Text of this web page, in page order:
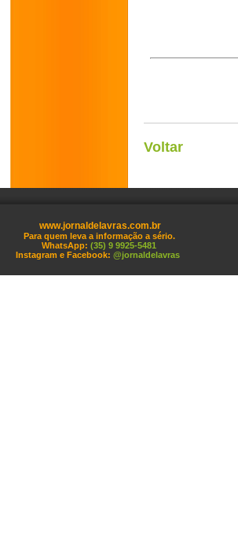
Voltar
www.jornaldelavras.com.br
Para quem leva a informação a sério.
WhatsApp: (35) 9 9925-5481
Instagram e Facebook: @jornaldelavras